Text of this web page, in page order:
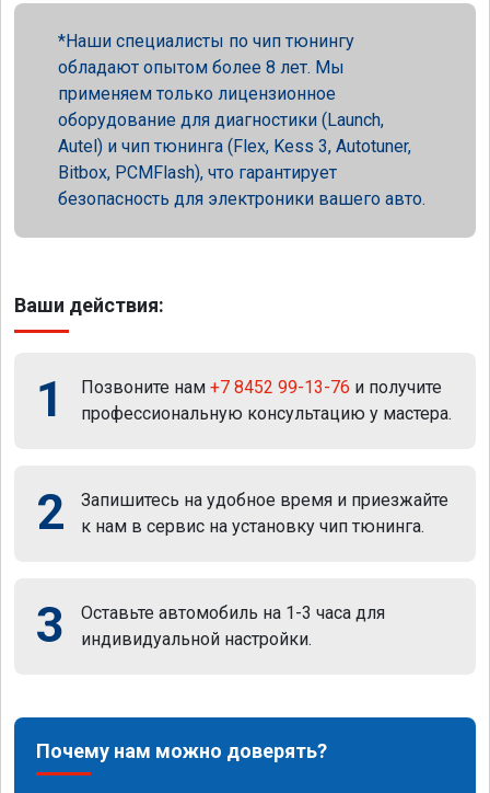
Наши специалисты по чип тюнингу
обладают опытом более 8 лет. Мы
применяем только лицензионное
оборудование для диагностики (Launch,
Autel) и чип тюнинга (Flex, Kess 3, Autotuner,
Bitbox, PCMFlash), что гарантирует
безопасность для электроники вашего авто.
Ваши действия:
1 Позвоните нам +7 8452 99-13-76 и получите
профессиональную консультацию у мастера.
2
Запишитесь на удобное время и приезжайте
к нам в сервис на установку чип тюнинга.
3
Оставьте автомобиль на 1-3 часа для
индивидуальной настройки.
Почему нам можно доверять?